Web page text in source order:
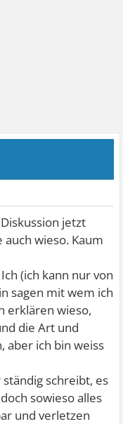
jetzt
wieso. Kaum
(ich kann nur von
sagen mit wem ich
erklären wieso,
die Art und
aber ich bin weiss
schreibt, es
sowieso alles
und verletzen